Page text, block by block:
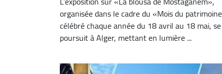
organisée dans le cadre du «Mois du
célébré chaque année du 18 avril au 18 mai, se
poursuit à Alger, mettant en lumière ...